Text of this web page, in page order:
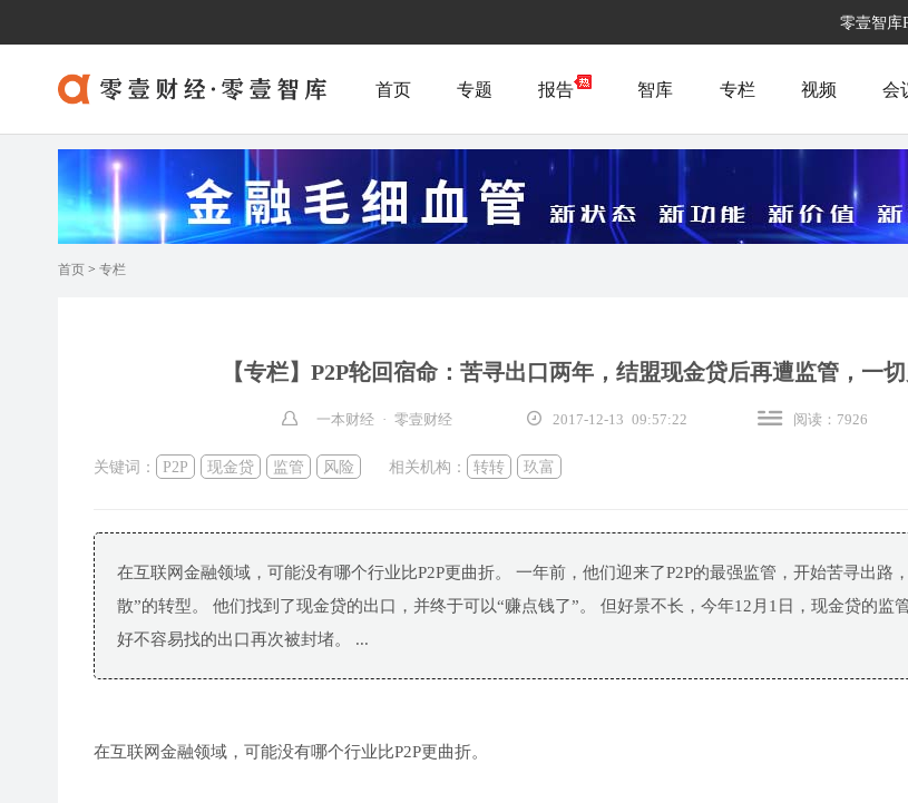
零壹智库
首页 专题 报告 智库 专栏 视频 会
首页 > 专栏
【专栏】P2P轮回宿命：苦寻出口两年，结盟现金贷后再遭监管，一
一本财经 · 零壹财经 2017-12-13 09:57:22 阅读：7926
关键词： P2P 现金贷 监管 风险 相关机构： 转转 玖富
在互联网金融领域，可能没有哪个行业比P2P更曲折。 一年前，他们迎来了P2P的最强监管，开始苦寻出路
散”的转型。 他们找到了现金贷的出口，并终于可以“赚点钱了”。 但好景不长，今年12月1日，现金贷的
好不容易找的出口再次被封堵。 ...
在互联网金融领域，可能没有哪个行业比P2P更曲折。